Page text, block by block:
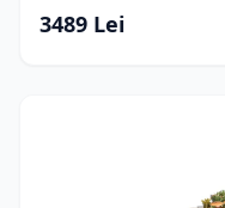
3489 Lei